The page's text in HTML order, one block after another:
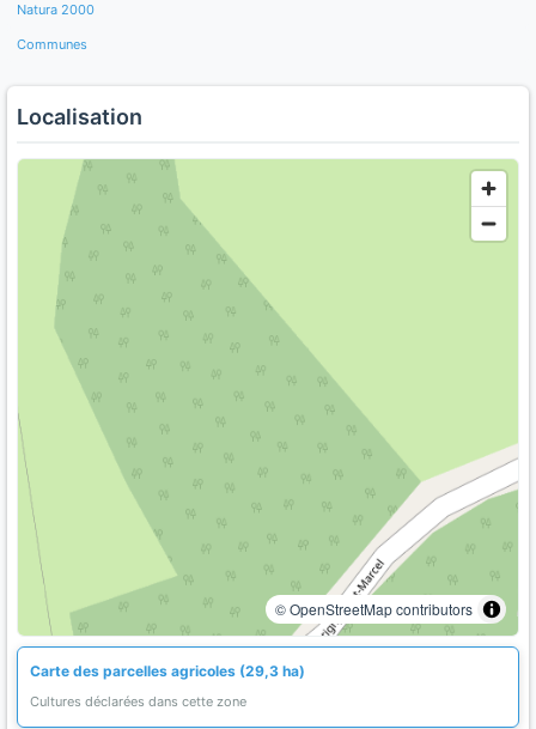
Natura 2000
Communes
Localisation
© OpenStreetMap contributors
Carte des parcelles agricoles (29,3 ha)
Cultures déclarées dans cette zone